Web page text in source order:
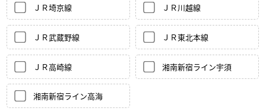
ＪＲ埼京線 ＪＲ川越線
ＪＲ武蔵野線 ＪＲ東北本線
ＪＲ高崎線 湘南新宿ライン宇須
湘南新宿ライン高海